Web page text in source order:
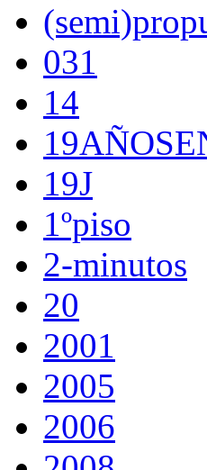
031
14
19J
1ºpiso
2-minutos
20
2001
2005
2006